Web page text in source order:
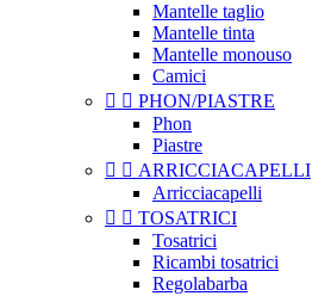
Mantelle taglio
Mantelle tinta
Mantelle monouso
Camici
  PHON/PIASTRE
Phon
Piastre
  ARRICCIACAPELLI
Arricciacapelli
  TOSATRICI
Tosatrici
Ricambi tosatrici
Regolabarba